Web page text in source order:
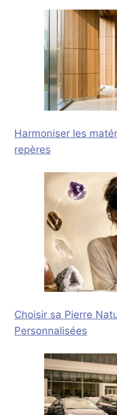
Harmoniser les
repères
Choisir sa Pierre
Personnalisées